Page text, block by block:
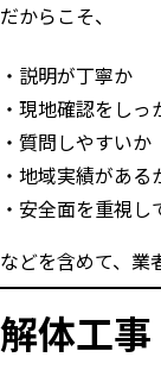
だからこそ、
説明が丁寧か
現地確認をしっ
質問しやすいか
地域実績がある
安全面を重視し
などを含めて、業
解体工